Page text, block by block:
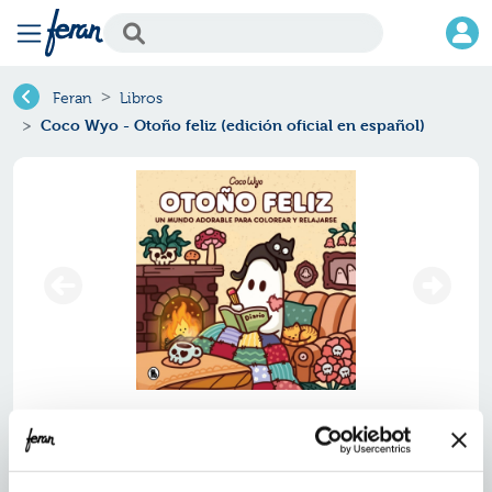
Feran Libros
Coco Wyo - Otoño feliz (edición oficial en español)
Coco wyo - otoño feliz (edición
oficial en español)